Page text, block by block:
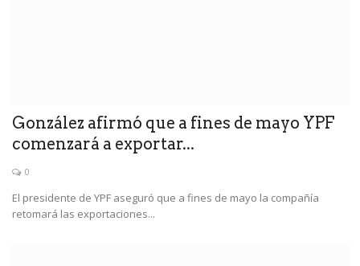
González afirmó que a fines de mayo YPF
comenzará a exportar...
0
El presidente de YPF aseguró que a fines de mayo la compañía
retomará las exportaciones...